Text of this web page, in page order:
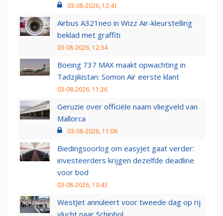
03-08-2026, 12:41
Airbus A321neo in Wizz Air-kleurstelling
beklad met graffiti
03-08-2026, 12:34
Boeing 737 MAX maakt opwachting in
Tadzjikistan: Somon Air eerste klant
03-08-2026, 11:26
Geruzie over officiële naam vliegveld van
Mallorca
03-08-2026, 11:06
Biedingsoorlog om easyJet gaat verder:
investeerders krijgen dezelfde deadline
voor bod
03-08-2026, 10:43
WestJet annuleert voor tweede dag op rij